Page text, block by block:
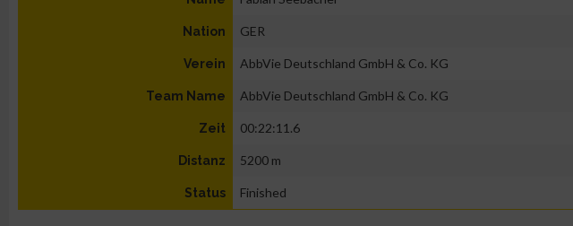
Nation GER
Verein AbbVie Deutschland GmbH & Co. KG
Team Name AbbVie Deutschland GmbH & Co. KG
Zeit 00:22:11.6
Distanz 5200 m
Status Finished